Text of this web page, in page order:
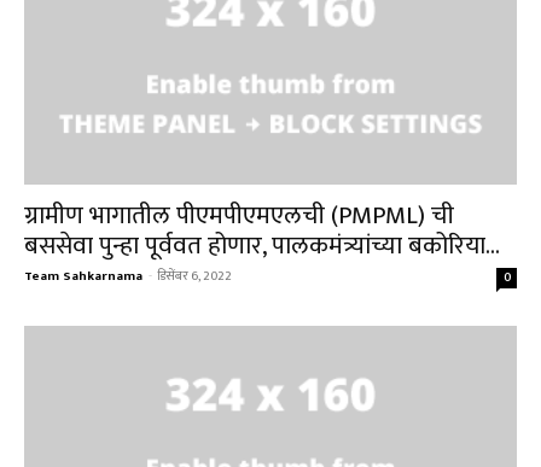
ग्रामीण भागातील पीएमपीएमएलची (PMPML) ची
बससेवा पुन्हा पूर्ववत होणार, पालकमंत्र्यांच्या बकोरिया...
Team Sahkarnama - डिसेंबर 6, 2022 0